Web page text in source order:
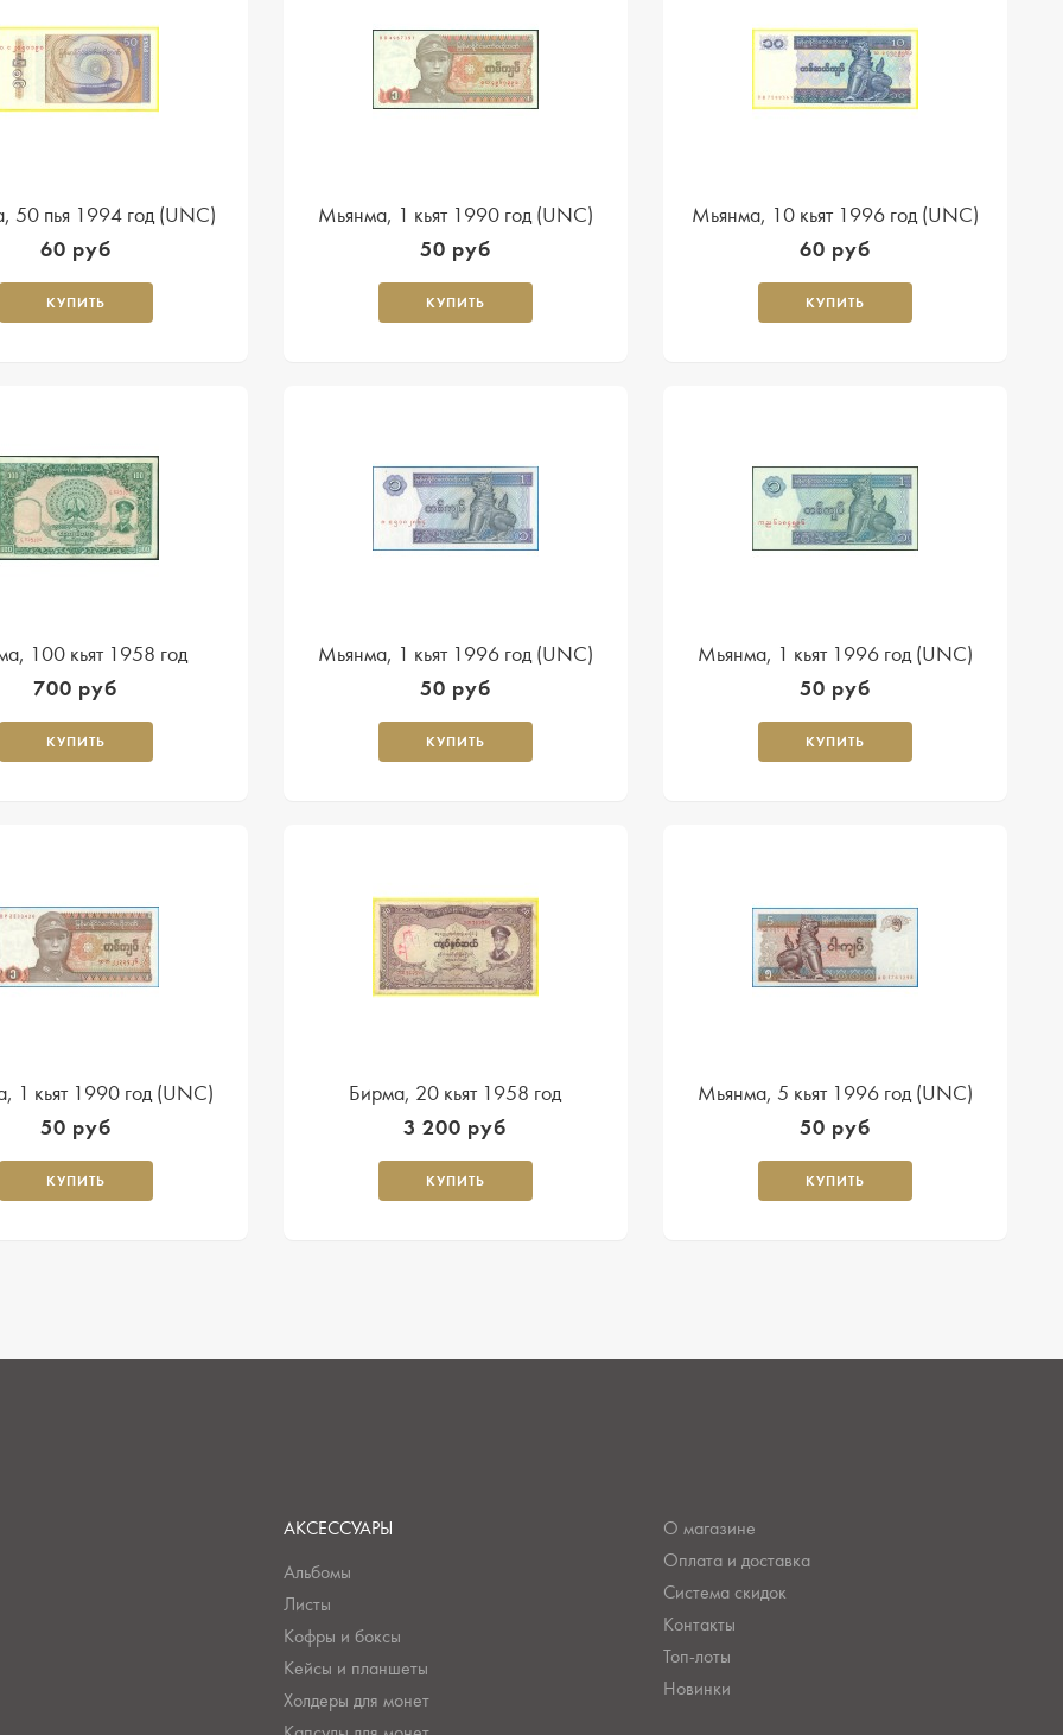
50 пья 1994 год (UNC)
60 руб
КУПИТЬ
Мьянма, 1 кьят 1990 год (UNC)
50 руб
КУПИТЬ
Мьянма, 10 кьят 1996 год (UNC)
60 руб
КУПИТЬ
100 кьят 1958 год
700 руб
КУПИТЬ
Мьянма, 1 кьят 1996 год (UNC)
50 руб
КУПИТЬ
Мьянма, 1 кьят 1996 год (UNC)
50 руб
КУПИТЬ
1 кьят 1990 год (UNC)
50 руб
КУПИТЬ
Бирма, 20 кьят 1958 год
3 200 руб
КУПИТЬ
Мьянма, 5 кьят 1996 год (UNC)
50 руб
КУПИТЬ
АКСЕССУАРЫ
Альбомы
Листы
Кофры и боксы
Кейсы и планшеты
Холдеры для монет
О магазине
Оплата и доставка
Система скидок
Контакты
Топ-лоты
Новинки